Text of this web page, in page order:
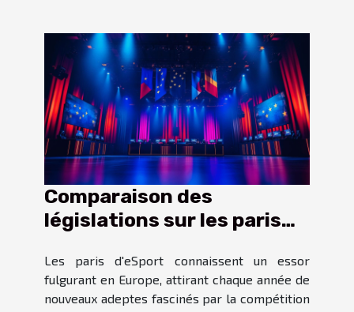
Comparaison des
législations sur les paris
Les paris d'eSport connaissent un essor
fulgurant en Europe, attirant chaque année de
nouveaux adeptes fascinés par la compétition